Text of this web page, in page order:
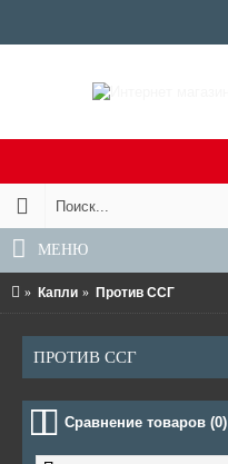
МЕНЮ
Капли Против ССГ
ПРОТИВ ССГ
Сравнение товаров (0)